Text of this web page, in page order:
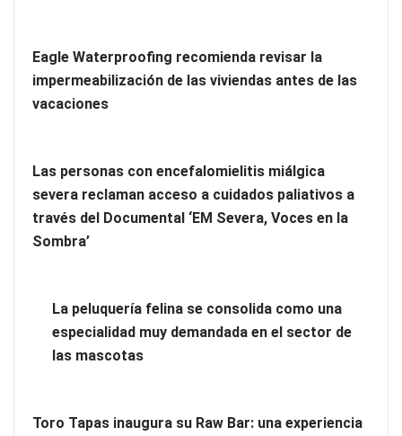
Más allá de la crema solar: la importancia de revisar manchas
y lunares
Eagle Waterproofing recomienda revisar la
Eagle Waterproofing recomienda revisar la
impermeabilización de las viviendas antes de las
vacaciones
Las personas con encefalomielitis miálgica
severa reclaman acceso a cuidados paliativos a
través del Documental ‘EM Severa, Voces en la
Sombra’
La peluquería felina se consolida como una
especialidad muy demandada en el sector de
las mascotas
Toro Tapas inaugura su Raw Bar: una experiencia